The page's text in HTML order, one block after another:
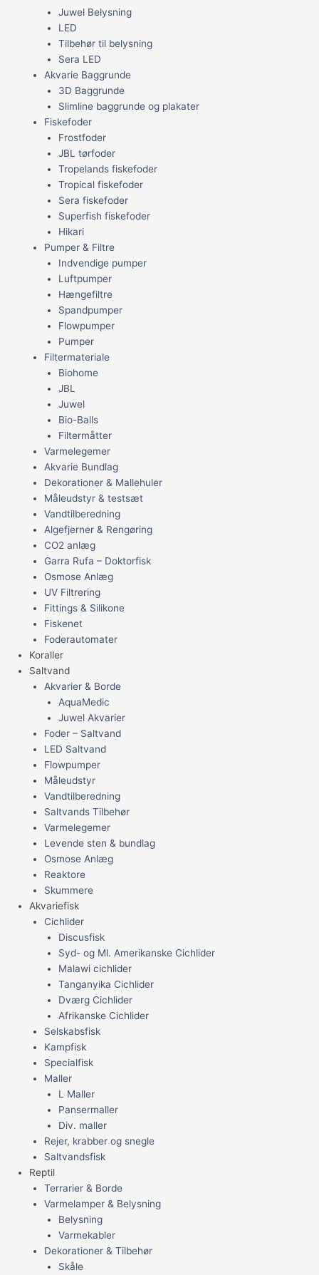
Juwel Belysning
LED
Tilbehør til belysning
Sera LED
Akvarie Baggrunde
3D Baggrunde
Slimline baggrunde og plakater
Fiskefoder
Frostfoder
JBL tørfoder
Tropelands fiskefoder
Tropical fiskefoder
Sera fiskefoder
Superfish fiskefoder
Hikari
Pumper & Filtre
Indvendige pumper
Luftpumper
Hængefiltre
Spandpumper
Flowpumper
Pumper
Filtermateriale
Biohome
JBL
Juwel
Bio-Balls
Filtermåtter
Varmelegemer
Akvarie Bundlag
Dekorationer & Mallehuler
Måleudstyr & testsæt
Vandtilberedning
Algefjerner & Rengøring
CO2 anlæg
Garra Rufa – Doktorfisk
Osmose Anlæg
UV Filtrering
Fittings & Silikone
Fiskenet
Foderautomater
Koraller
Saltvand
Akvarier & Borde
AquaMedic
Juwel Akvarier
Foder – Saltvand
LED Saltvand
Flowpumper
Måleudstyr
Vandtilberedning
Saltvands Tilbehør
Varmelegemer
Levende sten & bundlag
Osmose Anlæg
Reaktore
Skummere
Akvariefisk
Cichlider
Discusfisk
Syd- og Ml. Amerikanske Cichlider
Malawi cichlider
Tanganyika Cichlider
Dværg Cichlider
Afrikanske Cichlider
Selskabsfisk
Kampfisk
Specialfisk
Maller
L Maller
Pansermaller
Div. maller
Rejer, krabber og snegle
Saltvandsfisk
Reptil
Terrarier & Borde
Varmelamper & Belysning
Belysning
Varmekabler
Dekorationer & Tilbehør
Skåle